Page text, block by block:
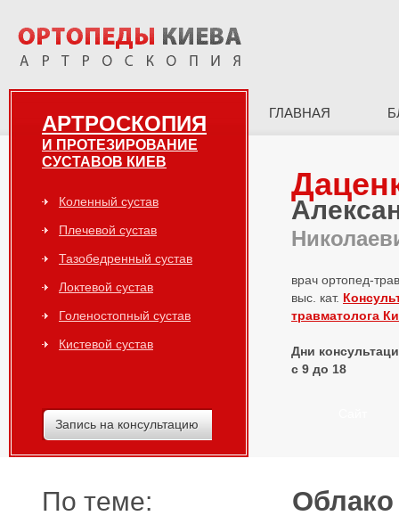
ГЛАВНАЯ
АРТРОСКОПИЯ
И ПРОТЕЗИРОВАНИЕ
СУСТАВОВ КИЕВ
Коленный сустав
Плечевой сустав
Тазобедренный сустав
Локтевой сустав
Голеностопный сустав
Кистевой сустав
Запись на консультацию
врач ортопед-
выс. кат.
травматолога
Дни
с 9 до 18
По теме: Облако